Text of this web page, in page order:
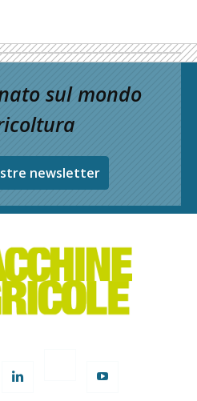
sul mondo
newsletter